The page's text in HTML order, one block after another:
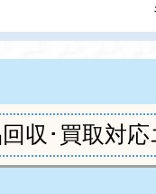
収･買取対応